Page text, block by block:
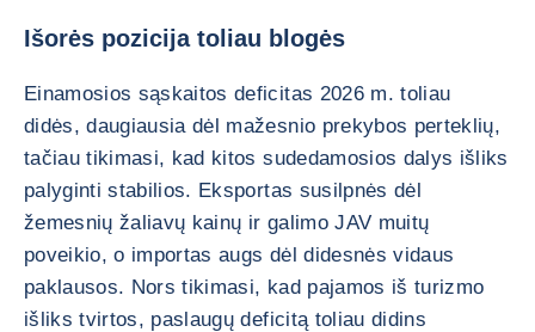
Išorės pozicija toliau blogės
Einamosios sąskaitos deficitas 2026 m. toliau
didės, daugiausia dėl mažesnio prekybos perteklių,
tačiau tikimasi, kad kitos sudedamosios dalys išliks
palyginti stabilios. Eksportas susilpnės dėl
žemesnių žaliavų kainų ir galimo JAV muitų
poveikio, o importas augs dėl didesnės vidaus
paklausos. Nors tikimasi, kad pajamos iš turizmo
išliks tvirtos, paslaugų deficitą toliau didins